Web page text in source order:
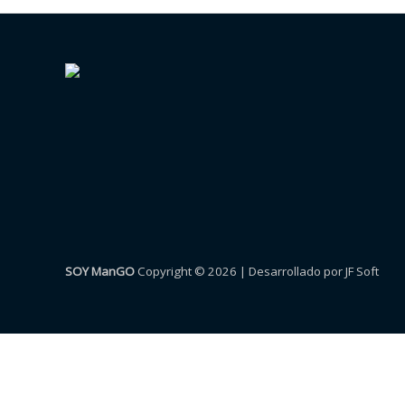
SOY ManGOCopyright © 2026 | Desarrollado por JF Soft